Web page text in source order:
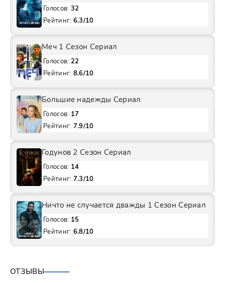
Голосов: 32
Рейтинг: 6.3/10
Меч 1 Сезон Сериал
Голосов: 22
Рейтинг: 8.6/10
Большие надежды Сериал
Голосов: 17
Рейтинг: 7.9/10
Годунов 2 Сезон Сериал
Голосов: 14
Рейтинг: 7.3/10
Ничто не случается дважды 1 Сезон Сериал
Голосов: 15
Рейтинг: 6.8/10
ОТЗЫВЫ